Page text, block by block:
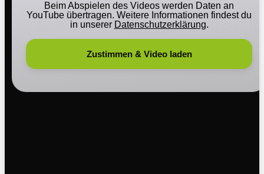
Beim Abspielen des Videos werden Daten an
YouTube übertragen. Weitere Informationen findest du
in unserer Datenschutzerklärung.
Zustimmen & Video laden